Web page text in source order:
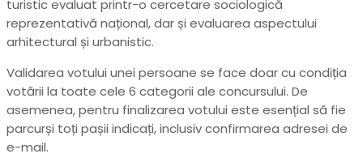
turistic evaluat printr-o cercetare sociologică
reprezentativă național, dar și evaluarea aspectului
arhitectural și urbanistic.
Validarea votului unei persoane se face doar cu condiția
votării la toate cele 6 categorii ale concursului. De
asemenea, pentru finalizarea votului este esențial să fie
parcurși toți pașii indicați, inclusiv confirmarea adresei de
e-mail.